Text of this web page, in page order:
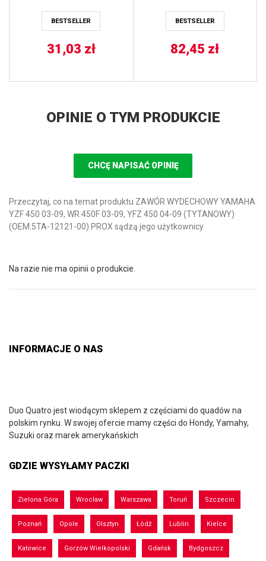
YFM80 GRIZZLY 05-08,
YFM80 RAPTOR 02-08
BESTSELLER
31,03 zł
10, YFM 600 / 660 98-05,
PRZÓD / TYŁ TRW LUCAS
BESTSELLER
82,45 zł
OPINIE O TYM PRODUKCIE
CHCĘ NAPISAĆ OPINIĘ
Przeczytaj, co na temat produktu ZAWÓR WYDECHOWY YAMAHA
YZF 450 03-09, WR 450F 03-09, YFZ 450 04-09 (TYTANOWY)
(OEM:5TA-12121-00) PROX sądzą jego użytkownicy
Na razie nie ma opinii o produkcie.
INFORMACJE O NAS
Duo Quatro jest wiodącym sklepem z częściami do quadów na
polskim rynku. W swojej ofercie mamy części do Hondy, Yamahy,
Suzuki oraz marek amerykańskich
GDZIE WYSYŁAMY PACZKI
Zielona Góra Wrocław Warszawa Toruń Szczecin
Poznań Opole Olsztyn Łódź Lublin Kielce
Katowice Gorzów Wielkopolski Gdańsk Bydgoszcz